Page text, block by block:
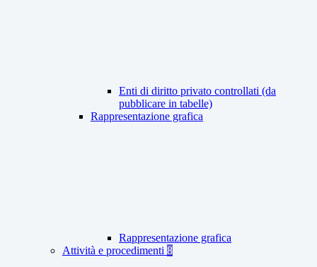
Enti di diritto privato controllati (da
pubblicare in tabelle)
Rappresentazione grafica
Rappresentazione grafica
Attività e procedimenti 8